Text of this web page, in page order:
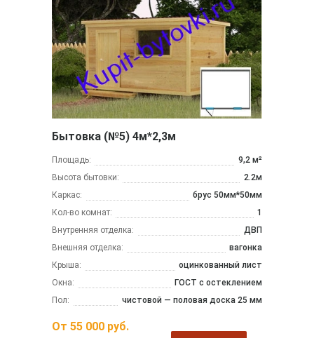
Бытовка (№5) 4м*2,3м
Площадь:
9,2 м²
Высота бытовки:
2.2м
Каркас:
брус 50мм*50мм
Кол-во комнат:
1
Внутренняя отделка:
ДВП
Внешняя отделка:
вагонка
Крыша:
оцинкованный лист
Окна:
ГОСТ с остеклением
Пол:
чистовой — половая доска 25 мм
От 55 000 руб.